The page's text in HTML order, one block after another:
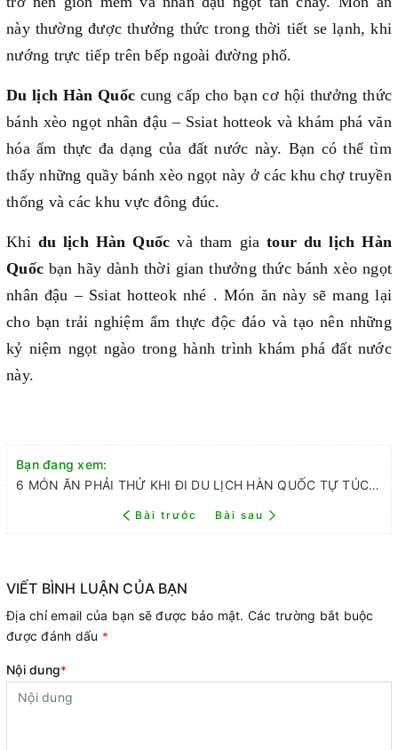
này thường được thưởng thức trong thời tiết se lạnh, khi
nướng trực tiếp trên bếp ngoài đường phố.
Du lịch Hàn Quốc cung cấp cho bạn cơ hội thưởng thức
bánh xèo ngọt nhân đậu – Ssiat hotteok và khám phá văn
hóa ẩm thực đa dạng của đất nước này. Bạn có thể tìm
thấy những quầy bánh xèo ngọt này ở các khu chợ truyền
thống và các khu vực đông đúc.
Khi du lịch Hàn Quốc và tham giatour du lịch Hàn
Quốc bạn hãy dành thời gian thưởng thức bánh xèo ngọt
nhân đậu – Ssiat hotteoknhé . Món ăn này sẽ mang lại
cho bạn trải nghiệm ẩm thực độc đáo và tạo nên những
kỷ niệm ngọt ngào trong hành trình khám phá đất nước
này.
Bạn đang xem:
6 MÓN ĂN PHẢI THỬ KHI ĐI DU LỊCH HÀN QUỐC TỰ TÚC TẠI BUSAN
Bài trước Bài sau
VIẾT BÌNH LUẬN CỦA BẠN
Địa chỉ email của bạn sẽ được bảo mật. Các trường bắt buộc
được đánh dấu *
Nội dung*